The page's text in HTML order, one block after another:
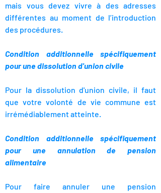
mais vous devez vivre à des adresses
différentes au moment de l’introduction
des procédures.
Condition additionnelle spécifiquement
pour une dissolution d'union civile
Pour la dissolution d'union civile, il faut
que votre volonté de vie commune est
irrémédiablement atteinte.
Condition additionnelle spécifiquement
pour une annulation de pension
alimentaire
Pour faire annuler une pension